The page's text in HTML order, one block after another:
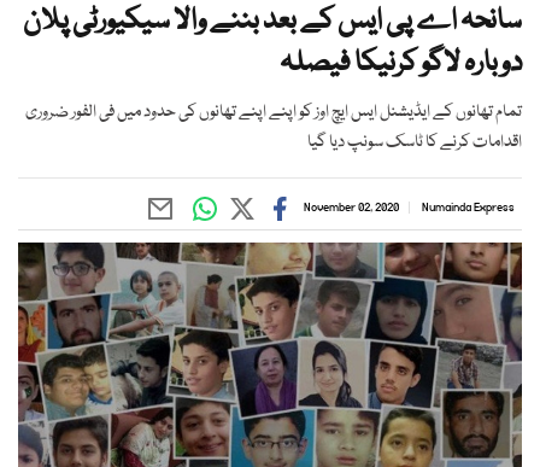
سانحہ اے پی ایس کے بعد بننے والا سیکیورٹی پلان
دوبارہ لاگو کرنیکا فیصلہ
تمام تھانوں کے ایڈیشنل ایس ایچ اوز کو اپنے اپنے تھانوں کی حدود میں فی الفور ضروری
اقدامات کرنے کا ٹاسک سونپ دیا گیا
Numainda Express
November 02, 2020